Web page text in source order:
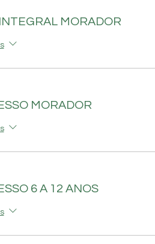
MORADOR
MORADOR
6 A 12 ANOS